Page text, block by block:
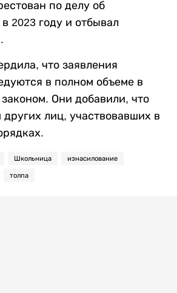
по делу об
2023 году и отбывал
что заявления
в полном объеме в
законом. Они добавили, что
других лиц, участвовавших в
Школьница изнасилование
толпа